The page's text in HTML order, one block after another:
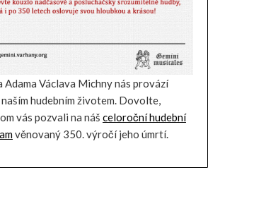
Adama Václava Michny nás provází
hudebním životem. Dovolte,
vás pozvali na náš celoroční hudební
věnovaný 350. výročí jeho úmrtí.